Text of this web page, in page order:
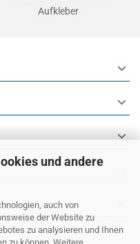
und andere
auch von
der Website zu
zu analysieren und Ihnen
Aufkleber
expand_more
expand_more
expand_more